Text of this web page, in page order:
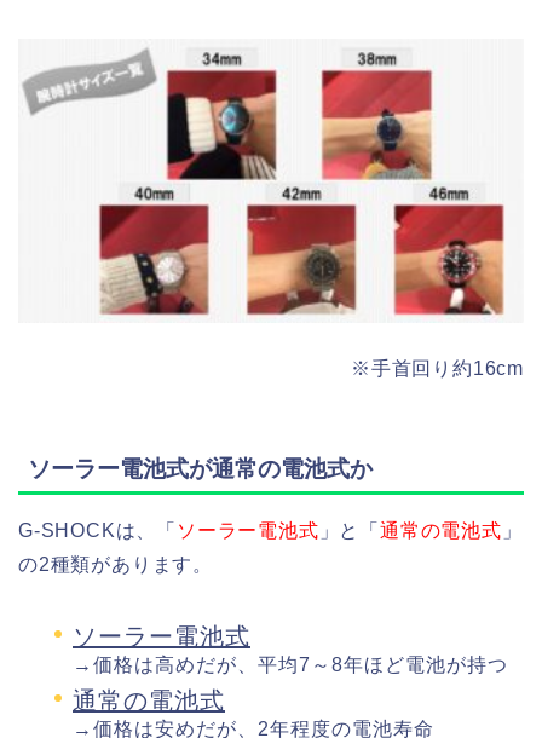
※手首回り約16cm
ソーラー電池式が通常の電池式か
G-SHOCKは、「 ソーラー電池式 」と「通常の電池式 」
の2種類があります。
ソーラー電池式
→価格は高めだが、平均7～8年ほど電池が持つ
通常の電池式
→価格は安めだが、2年程度の電池寿命